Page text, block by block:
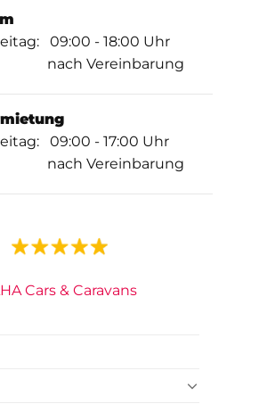
09:00 - 18:00 Uhr
nach Vereinbarung
09:00 - 17:00 Uhr
nach Vereinbarung
Cars & Caravans